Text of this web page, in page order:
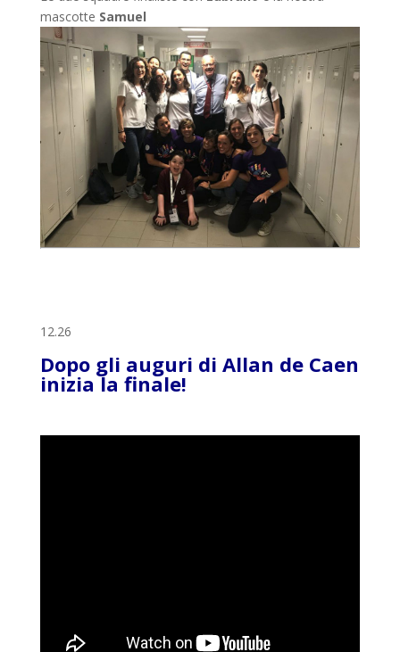
mascotte Samuel
12.26
Dopo gli auguri di Allan de Caen
inizia la finale!